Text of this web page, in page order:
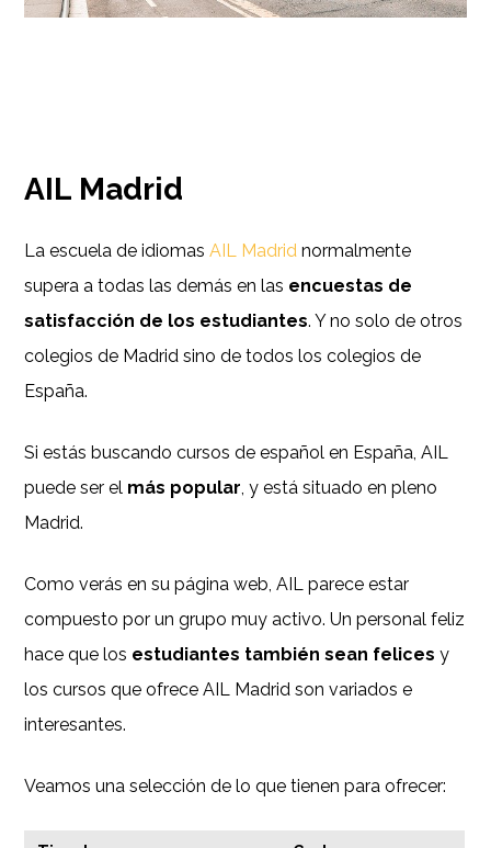
AIL Madrid
La escuela de idiomasAIL Madrid normalmente
supera a todas las demás en las encuestas de
satisfacción de los estudiantes. Y no solo de otros
colegios de Madrid sino de todos los colegios de
España.
Si estás buscando cursos de español en España, AIL
puede ser el más popular , y está situado en pleno
Madrid.
Como verás en su página web, AIL parece estar
compuesto por un grupo muy activo. Un personal feliz
hace que los estudiantes también sean felices y
los cursos que ofrece AIL Madrid son variados e
interesantes.
Veamos una selección de lo que tienen para ofrecer: